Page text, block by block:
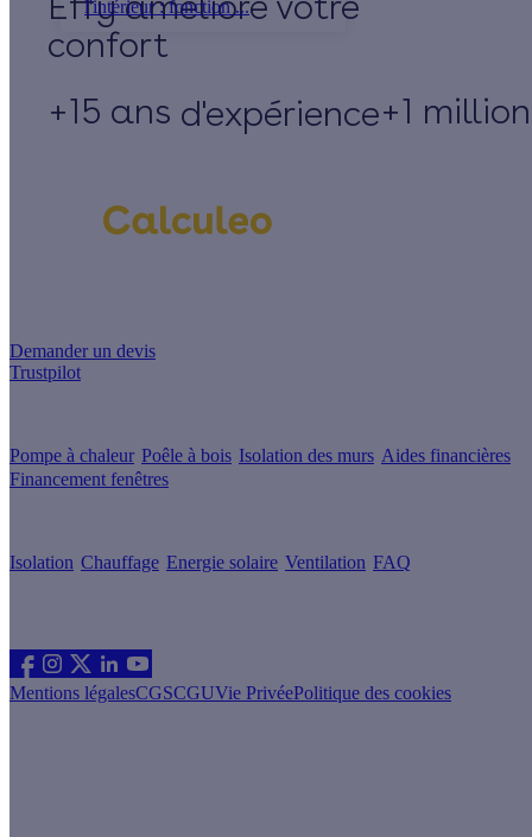
l'intérieur : fonction ...
+15 ans d'expérience+1
Demander un devis
Trustpilot
Pompe à chaleur Poêle à bois Isolation des murs Aides financières
Financement fenêtres
Isolation Chauffage Energie solaire Ventilation FAQ
Mentions légalesCGSCGUVie PrivéePolitique des cookies